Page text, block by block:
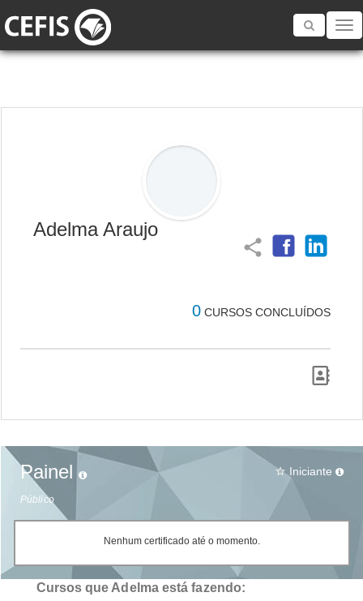
Toggle
Adelma Araujo
share
0 CURSOS CONCLUÍDOS
Painel
Público
star_border Iniciante
Nenhum certificado até o momento.
Cursos que Adelma está fazendo: